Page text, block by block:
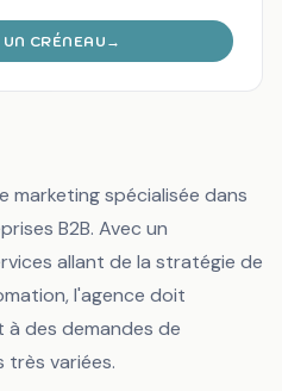
marketing spécialisée dans
B2B. Avec un
allant de la stratégie de
l'agence doit
des demandes de
très variées.
CRÉNEAU →